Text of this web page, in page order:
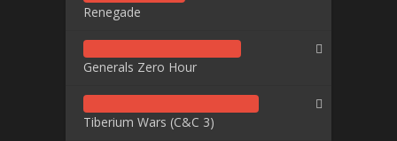
Renegade
Generals Zero Hour
Tiberium Wars (C&C 3)